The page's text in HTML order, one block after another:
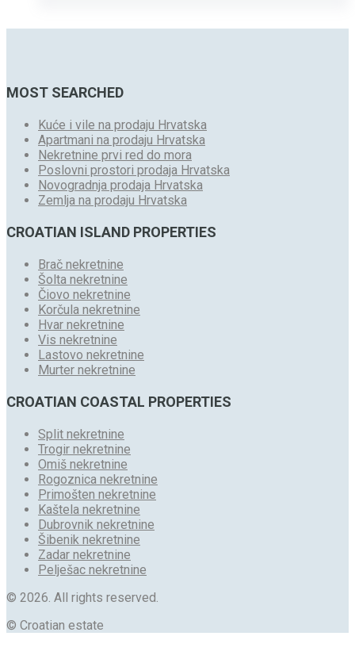
MOST SEARCHED
Kuće i vile na prodaju Hrvatska
Apartmani na prodaju Hrvatska
Nekretnine prvi red do mora
Poslovni prostori prodaja Hrvatska
Novogradnja prodaja Hrvatska
Zemlja na prodaju Hrvatska
CROATIAN ISLAND PROPERTIES
Brač nekretnine
Šolta nekretnine
Čiovo nekretnine
Korčula nekretnine
Hvar nekretnine
Vis nekretnine
Lastovo nekretnine
Murter nekretnine
CROATIAN COASTAL PROPERTIES
Split nekretnine
Trogir nekretnine
Omiš nekretnine
Rogoznica nekretnine
Primošten nekretnine
Kaštela nekretnine
Dubrovnik nekretnine
Šibenik nekretnine
Zadar nekretnine
Pelješac nekretnine
© 2026. All rights reserved.
© Croatian estate